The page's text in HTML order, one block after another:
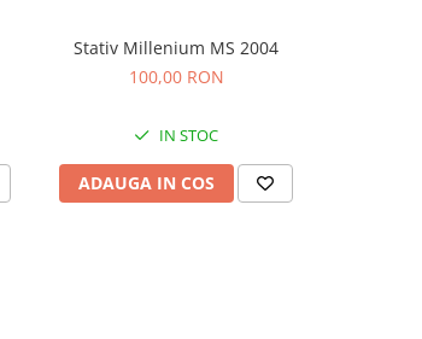
Stativ Millenium MS 2004
100,00 RON
IN STOC
ADAUGA IN COS